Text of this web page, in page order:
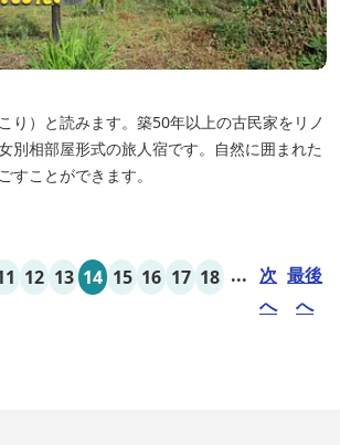
り）と読みます。築50年以上の古民家をリノ
別相部屋形式の旅人宿です。自然に囲まれた
すことができます。
12 13 14 15 16 17 18 ... 次
へ
最後
へ